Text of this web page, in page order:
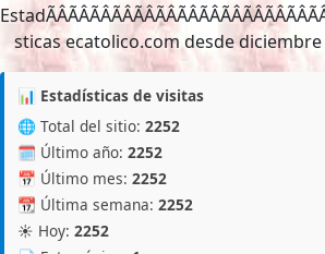
📊 Estadísticas de visitas
🌐 Total del sitio: 2252
🗓️ Último año: 2252
📅 Último mes: 2252
📆 Última semana: 2252
☀️ Hoy: 2252